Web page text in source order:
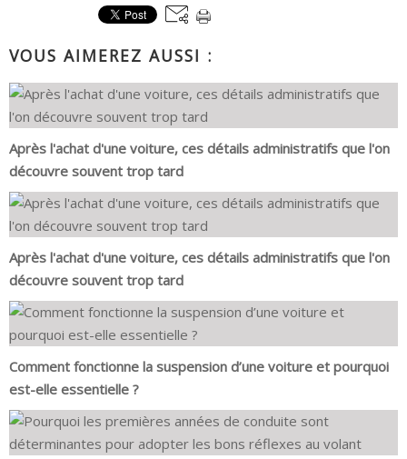
VOUS AIMEREZ AUSSI :
Après l'achat d'une voiture, ces détails administratifs que l'on
découvre souvent trop tard
Après l'achat d'une voiture, ces détails administratifs que l'on
découvre souvent trop tard
Comment fonctionne la suspension d’une voiture et pourquoi
est-elle essentielle ?